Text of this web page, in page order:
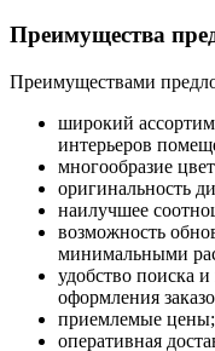
Преимущества
Преимуществами
широкий
интерьеров
многообразие
оригинальность
наилучшее
возможность
минимальными
удобство поиска
оформления
приемлемые цены;
оперативная